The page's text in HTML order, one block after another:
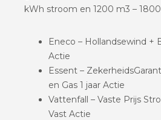
kWh stroom en 1200 m3 –
Eneco – Hollandsewind +
Actie
Essent –
en Gas 1 jaar Actie
Vattenfall – Vaste Prijs
Vast Actie